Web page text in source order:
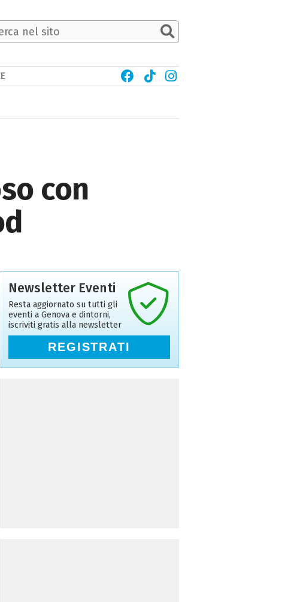
con
Newsletter Eventi
Resta aggiornato su tutti gli
eventi a Genova e dintorni,
iscriviti gratis alla newsletter
REGISTRATI